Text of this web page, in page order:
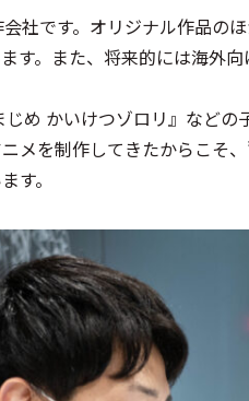
社です。オリジナル作品の
す。また、将来的には海外
じめ かいけつゾロリ』など
メを制作してきたからこそ
す。